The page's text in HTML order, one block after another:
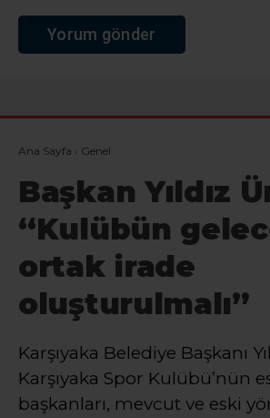
Ana Sayfa › Genel
Başkan Yıldız
“Kulübün
ortak irade
oluşturulmalı”
Karşıyaka Belediye Başkanı
Karşıyaka Spor Kulübü’nün
başkanları, mevcut ve eski